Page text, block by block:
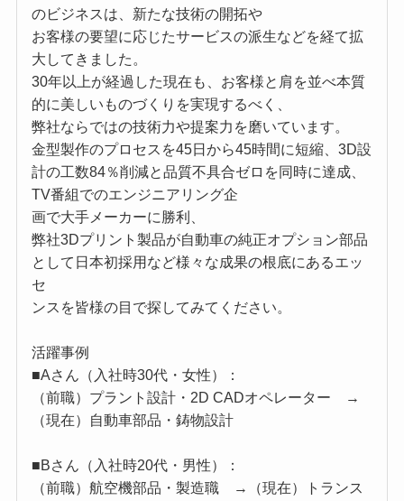
のビジネスは、新たな技術の開拓や
お客様の要望に応じたサービスの派生などを経て拡
大してきました。
30年以上が経過した現在も、お客様と肩を並べ本質
的に美しいものづくりを実現するべく、
弊社ならではの技術力や提案力を磨いています。
金型製作のプロセスを45日から45時間に短縮、3D設
計の工数84％削減と品質不具合ゼロを同時に達成、
TV番組でのエンジニアリング企
画で大手メーカーに勝利、
弊社3Dプリント製品が自動車の純正オプション部品
として日本初採用など様々な成果の根底にあるエッ
セ
ンスを皆様の目で探してみてください。
活躍事例
■Aさん（入社時30代・女性）：
（前職）プラント設計・2D CADオペレーター →
（現在）自動車部品・鋳物設計
■Bさん（入社時20代・男性）：
（前職）航空機部品・製造職 →（現在）トランス